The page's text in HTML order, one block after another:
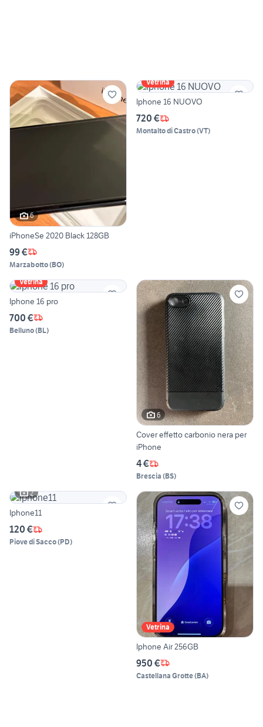
6
iPhoneSe 2020 Black 128GB
99 €
Marzabotto(BO)
Vetrina
Iphone 16 NUOVO
720 €
Montalto di Castro(VT)
Vetrina
Iphone 16 pro
700 €
Belluno(BL)
6
Cover effetto carbonio nera per
iPhone
4 €
Brescia (BS)
2
Iphone11
120 €
Piove di Sacco(PD)
Vetrina
Iphone Air 256GB
950 €
Castellana Grotte(BA)